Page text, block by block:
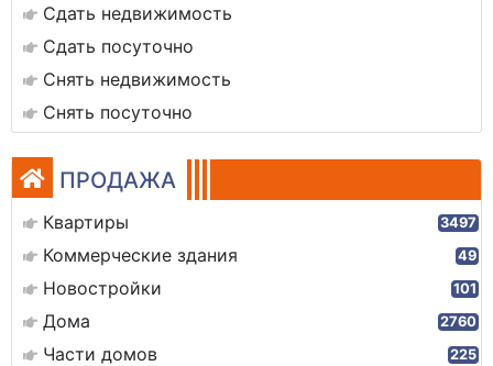
Сдать недвижимость
Сдать посуточно
Снять недвижимость
Снять посуточно
ПРОДАЖА
Квартиры 3497
Коммерческие здания 49
Новостройки 101
Дома 2760
Части домов 225